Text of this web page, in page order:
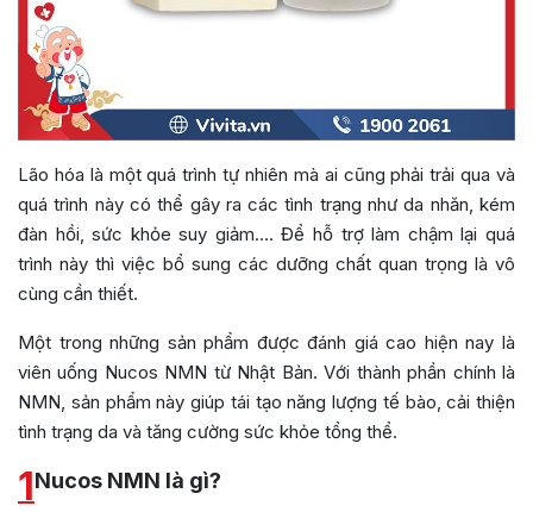
Lão hóa là một quá trình tự nhiên mà ai cũng phải trải qua và
quá trình này có thể gây ra các tình trạng như da nhăn, kém
đàn hồi, sức khỏe suy giảm…. Để hỗ trợ làm chậm lại quá
trình này thì việc bổ sung các dưỡng chất quan trọng là vô
cùng cần thiết.
Một trong những sản phẩm được đánh giá cao hiện nay là
viên uống Nucos NMN từ Nhật Bản. Với thành phần chính là
NMN, sản phẩm này giúp tái tạo năng lượng tế bào, cải thiện
tình trạng da và tăng cường sức khỏe tổng thể.
1Nucos NMN là gì?